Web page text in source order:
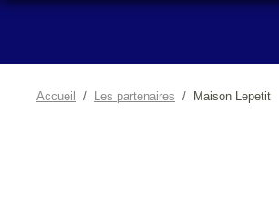
Accueil Les partenaires Maison Lepetit